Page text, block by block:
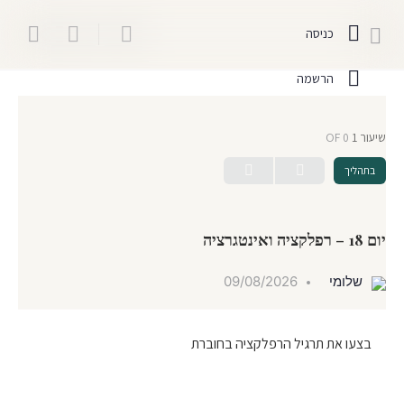
כניסה
הרשמה
שיעור 1 OF 0
בתהליך
יום 18 – רפלקציה ואינטגרציה
שלומי 09/08/2026
בצעו את תרגיל הרפלקציה בחוברת